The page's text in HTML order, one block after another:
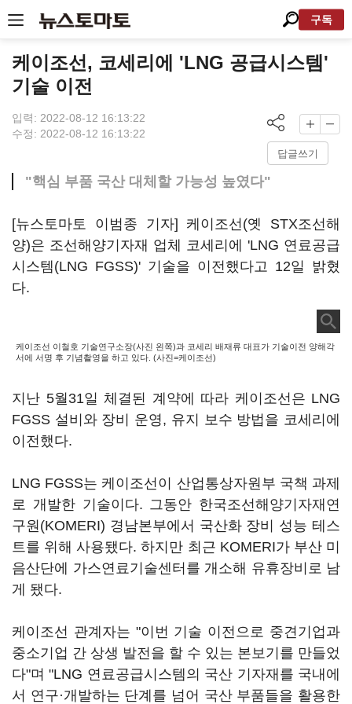
구독
케이조선, 코세리에 'LNG 공급시스템'
기술 이전
입력: 2022-08-12 16:13:22
수정: 2022-08-12 16:13:22
답글쓰기
"핵심 부품 국산 대체할 가능성 높였다"
[뉴스토마토 이범종 기자] 케이조선(옛 STX조선해
양)은 조선해양기자재 업체 코세리에 'LNG 연료공급
시스템(LNG FGSS)' 기술을 이전했다고 12일 밝혔
다.
케이조선 이철호 기술연구소장(사진 왼쪽)과 코세리 배재류 대표가 기술이전 양해각
서에 서명 후 기념촬영을 하고 있다. (사진=케이조선)
지난 5월31일 체결된 계약에 따라 케이조선은 LNG
FGSS 설비와 장비 운영, 유지 보수 방법을 코세리에
이전했다.
LNG FGSS는 케이조선이 산업통상자원부 국책 과제
로 개발한 기술이다. 그동안 한국조선해양기자재연
구원(KOMERI) 경남본부에서 국산화 장비 성능 테스
트를 위해 사용됐다. 하지만 최근 KOMERI가 부산 미
음산단에 가스연료기술센터를 개소해 유휴장비로 남
게 됐다.
케이조선 관계자는 "이번 기술 이전으로 중견기업과
중소기업 간 상생 발전을 할 수 있는 본보기를 만들었
다"며 "LNG 연료공급시스템의 국산 기자재를 국내에
서 연구·개발하는 단계를 넘어 국산 부품들을 활용한